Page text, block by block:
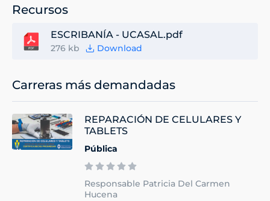
Recursos
ESCRIBANÍA - UCASAL.pdf
276 kb Download
Carreras más demandadas
REPARACIÓN DE CELULARES Y
TABLETS
Pública
Responsable Patricia Del Carmen
Hucena